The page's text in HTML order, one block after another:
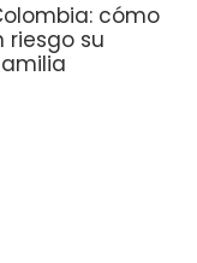
cómo
riesgo su